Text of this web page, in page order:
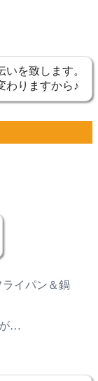
を致します。
わりますから♪
イパン＆鍋
が…